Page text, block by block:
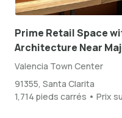
Prime Retail Space
Architecture Near
Valencia Town Center
91355, Santa Clarita
1,714 pieds carrés • Prix